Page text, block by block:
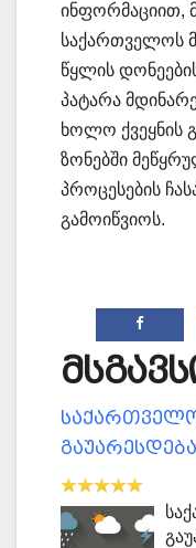
ინფორმაციით,
საქართველოს
წყლის
პატარა
ხოლო ქვეყნის
ზონებში
პროცესების
გამოიწვიოს.
გაუარესდება